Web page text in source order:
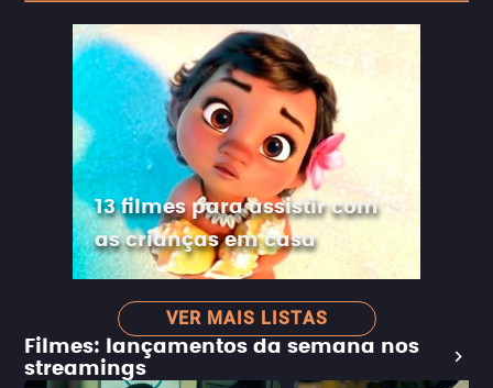
13 filmes para assistir com
as crianças em casa
VER MAIS LISTAS
Filmes: lançamentos da semana nos
streamings